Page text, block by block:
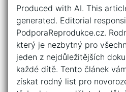
Produced with AI. This
generated. Editorial
PodporaReprodukce.cz.
který je nezbytný pro
jeden z nejdůležitějších
každé dítě. Tento článek
získat rodný list pro